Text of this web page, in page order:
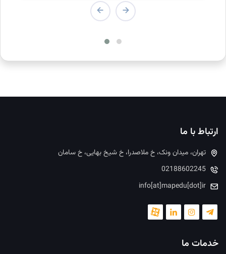
ارتباط با ما
تهران، میدان ونک، خ ملاصدرا، خ شیخ بهایی، خ سامان
02188602245
info[at]mapedu[dot]ir
خدمات ما